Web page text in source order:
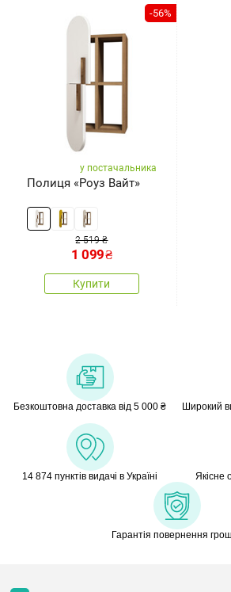
-56%
у постачальника
Полиця «Роуз Вайт»
2 519 ₴
1 099₴
Купити
Безкоштовна доставка від 5 000 ₴
Широкий
14 874 пунктів видачі в Україні Якісне
Гарантія повернення